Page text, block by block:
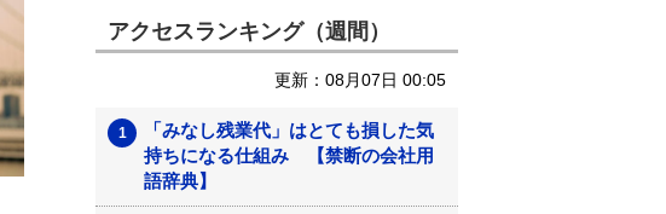
アクセスランキング（週間）
更新：08月07日 00:05
「みなし残業代」はとても損した気
持ちになる仕組み 【禁断の会社用
語辞典】